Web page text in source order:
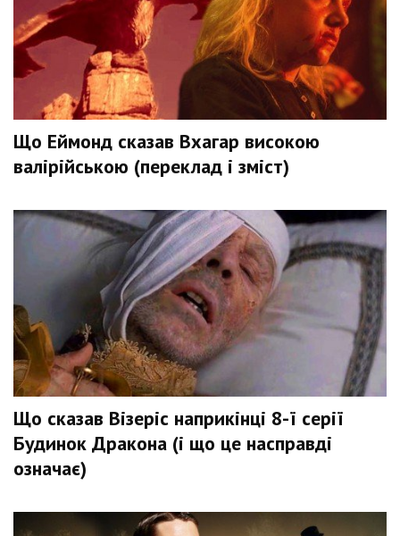
Що Еймонд сказав Вхагар високою
валірійською (переклад і зміст)
Що сказав Візеріс наприкінці 8-ї серії
Будинок Дракона (і що це насправді
означає)